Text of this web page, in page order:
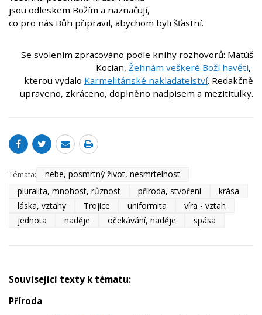
jsou odleskem Božím a naznačují,
co pro nás Bůh připravil, abychom byli šťastní.
Se svolením zpracováno podle knihy rozhovorů: Matúš
Kocian, Žehnám veškeré Boží havěti,
kterou vydalo Karmelitánské nakladatelství. Redakčně
upraveno, zkráceno, doplněno nadpisem a mezititulky.
Témata:
nebe, posmrtný život, nesmrtelnost
pluralita, mnohost, různost
příroda, stvoření
krása
láska, vztahy
Trojice uniformita
víra - vztah
jednota
naděje očekávání, naděje spása
Související texty k tématu:
Příroda